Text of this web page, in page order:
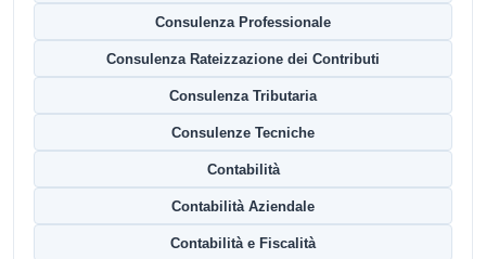
Consulenza Professionale
Consulenza Rateizzazione dei Contributi
Consulenza Tributaria
Consulenze Tecniche
Contabilità
Contabilità Aziendale
Contabilità e Fiscalità